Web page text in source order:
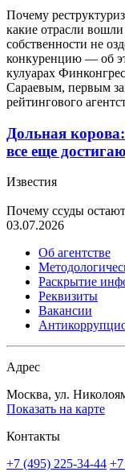
Почему
какие отрасли
собственности не
конкуренцию — об
кулуарах
Сараевым, первым
рейтингового
Дольная
все еще
Известия
Почему ссуды
03.07.2026
Об агентстве
Раскрытие
Реквизиты
Вакансии
Адрес
Москва, ул.
Показать на карте
Контакты
+7 (495) 225-34-44 +7